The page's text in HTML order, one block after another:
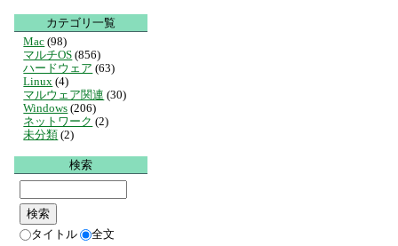
カテゴリ一覧
Mac (98)
マルチOS (856)
ハードウェア (63)
Linux (4)
マルウェア関連 (30)
Windows (206)
ネットワーク (2)
未分類 (2)
検索
タイトル 全文